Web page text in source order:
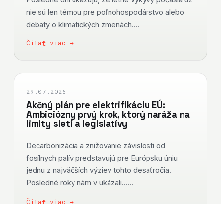
nie sú len témou pre poľnohospodárstvo alebo
debaty o klimatických zmenách....
Čítať viac →
29.07.2026
Akčný plán pre elektrifikáciu EÚ:
Ambiciózny prvý krok, ktorý naráža na
limity sietí a legislatívy
Decarbonizácia a znižovanie závislosti od
fosílnych palív predstavujú pre Európsku úniu
jednu z najväčších výziev tohto desaťročia.
Posledné roky nám v ukázali......
Čítať viac →